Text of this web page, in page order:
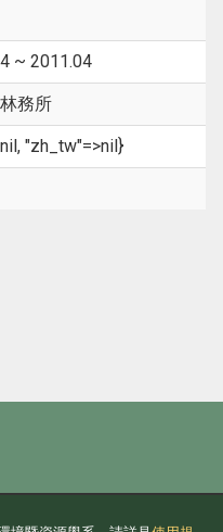
~ 2011.04
務所
"zh_tw"=>nil}